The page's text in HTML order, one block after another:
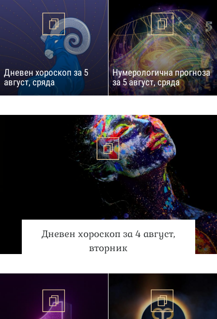
Дневен хороскоп за 5
август, сряда
Нумерологична прогноза
за 5 август, сряда
Дневен хороскоп за 4 август,
вторник